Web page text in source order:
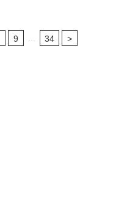
9 34 >